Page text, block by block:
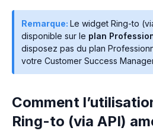
Remarque: Le widget Ring-to
disponible sur le plan
disposez pas du plan
votre Customer Success
Comment
Ring-to (via API)